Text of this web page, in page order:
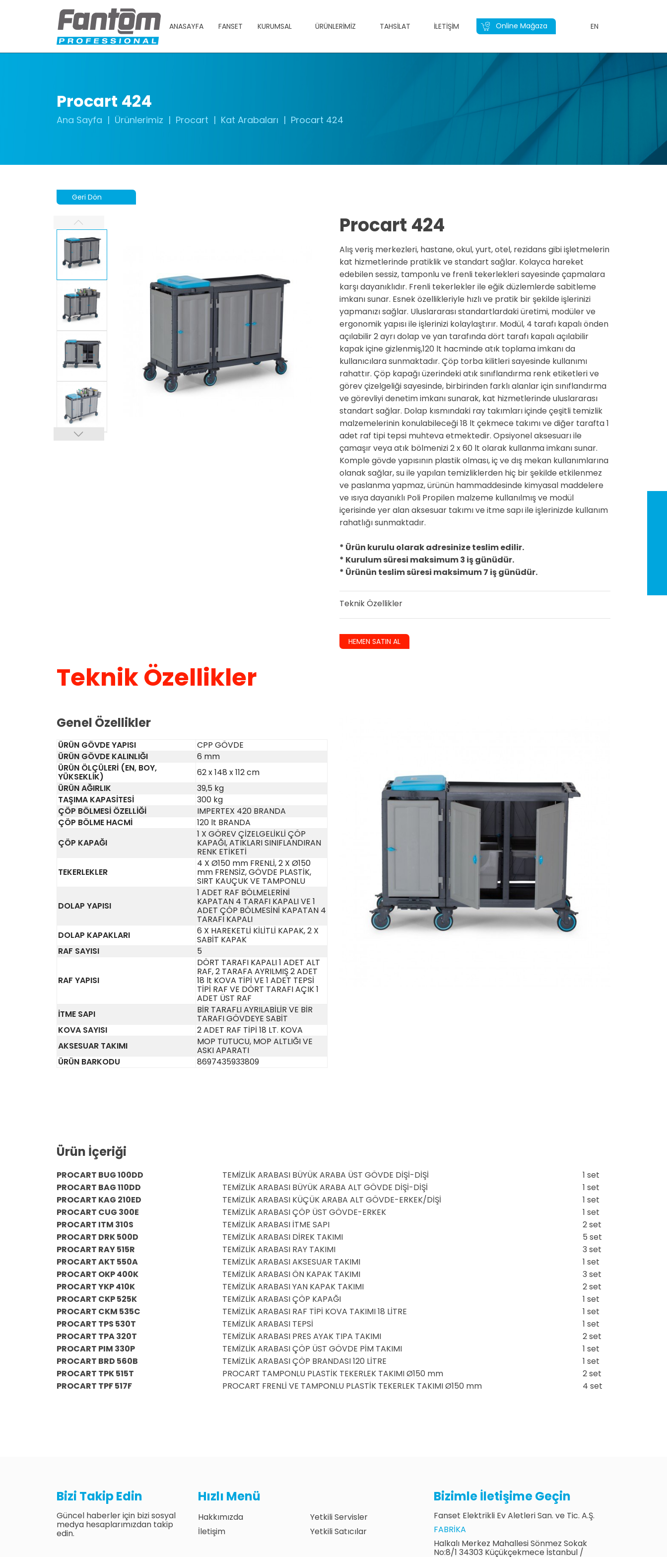
ANASAYFA FANSET KURUMSAL ÜRÜNLERIMIZ TAHSILAT İLETIŞIM Online Mağaza EN
Procart 424
Ana Sayfa Ürünlerimiz Procart Kat Arabaları Procart 424
Geri Dön
Procart 424
Alış veriş merkezleri, hastane, okul, yurt, otel, rezidans gibi işletmelerin
kat hizmetlerinde pratiklik ve standart sağlar. Kolayca hareket
edebilen sessiz, tamponlu ve frenli tekerlekleri sayesinde çapmalara
karşı dayanıklıdır. Frenli tekerlekler ile eğik düzlemlerde sabitleme
imkanı sunar. Esnek özellikleriyle hızlı ve pratik bir şekilde işlerinizi
yapmanızı sağlar. Uluslararası standartlardaki üretimi, modüler ve
ergonomik yapısı ile işlerinizi kolaylaştırır. Modül, 4 tarafı kapalı önden
açılabilir 2 ayrı dolap ve yan tarafında dört tarafı kapalı açılabilir
kapak içine gizlenmiş,120 lt hacminde atık toplama imkanı da
kullanıcılara sunmaktadır. Çöp torba kilitleri sayesinde kullanımı
rahattır. Çöp kapağı üzerindeki atık sınıflandırma renk etiketleri ve
görev çizelgeliği sayesinde, birbirinden farklı alanlar için sınıflandırma
ve görevliyi denetim imkanı sunarak, kat hizmetlerinde uluslararası
standart sağlar. Dolap kısmındaki ray takımları içinde çeşitli temizlik
malzemelerinin konulabileceği 18 lt çekmece takımı ve diğer tarafta 1
adet raf tipi tepsi muhteva etmektedir. Opsiyonel aksesuarı ile
çamaşır veya atık bölmenizi 2 x 60 lt olarak kullanma imkanı sunar.
Komple gövde yapısının plastik olması, iç ve dış mekan kullanımlarına
olanak sağlar, su ile yapılan temizliklerden hiç bir şekilde etkilenmez
ve paslanma yapmaz, ürünün hammaddesinde kimyasal maddelere
ve ısıya dayanıklı Poli Propilen malzeme kullanılmış ve modül
içerisinde yer alan aksesuar takımı ve itme sapı ile işlerinizde kullanım
rahatlığı sunmaktadır.
* Ürün kurulu olarak adresinize teslim edilir.
* Kurulum süresi maksimum 3 iş günüdür.
* Ürünün teslim süresi maksimum 7 iş günüdür.
Teknik Özellikler
HEMEN SATIN AL
Teknik Özellikler
Genel Özellikler
ÜRÜN GÖVDE YAPISI
CPP GÖVDE
ÜRÜN GÖVDE KALINLIĞI
6 mm
ÜRÜN ÖLÇÜLERİ (EN, BOY,
YÜKSEKLİK)
62 x 148 x 112 cm
ÜRÜN AĞIRLIK
39,5 kg
TAŞIMA KAPASİTESİ
300 kg
ÇÖP BÖLMESİ ÖZELLİĞİ
IMPERTEX 420 BRANDA
ÇÖP BÖLME HACMİ
120 lt BRANDA
ÇÖP KAPAĞI
1 X GÖREV ÇİZELGELİKLİ ÇÖP
KAPAĞI, ATIKLARI SINIFLANDIRAN
RENK ETİKETİ
TEKERLEKLER
4 X Ø150 mm FRENLİ, 2 X Ø150
mm FRENSİZ, GÖVDE PLASTİK,
SIRT KAUÇUK VE TAMPONLU
DOLAP YAPISI
1 ADET RAF BÖLMELERİNİ
KAPATAN 4 TARAFI KAPALI VE 1
ADET ÇÖP BÖLMESİNİ KAPATAN 4
TARAFI KAPALI
DOLAP KAPAKLARI
6 X HAREKETLİ KİLİTLİ KAPAK, 2 X
SABİT KAPAK
RAF SAYISI
5
RAF YAPISI
DÖRT TARAFI KAPALI 1 ADET ALT
RAF, 2 TARAFA AYRILMIŞ 2 ADET
18 lt KOVA TİPİ VE 1 ADET TEPSİ
TİPİ RAF VE DÖRT TARAFI AÇIK 1
ADET ÜST RAF
İTME SAPI
BİR TARAFLI AYRILABİLİR VE BİR
TARAFI GÖVDEYE SABİT
KOVA SAYISI
2 ADET RAF TİPİ 18 LT. KOVA
AKSESUAR TAKIMI
MOP TUTUCU, MOP ALTLIĞI VE
ASKI APARATI
ÜRÜN BARKODU
8697435933809
Ürün İçeriği
PROCART BUG 100DD TEMİZLİK ARABASI BÜYÜK ARABA ÜST GÖVDE DİŞİ-DİŞİ
1 set
PROCART BAG 110DD
TEMİZLİK ARABASI BÜYÜK ARABA ALT GÖVDE DİŞİ-DİŞİ
1 set
PROCART KAG 210ED
TEMİZLİK ARABASI KÜÇÜK ARABA ALT GÖVDE-ERKEK/DİŞİ
1 set
PROCART CUG 300E
TEMİZLİK ARABASI ÇÖP ÜST GÖVDE-ERKEK
1 set
PROCART ITM 310S
TEMİZLİK ARABASI İTME SAPI
2 set
PROCART DRK 500D
TEMİZLİK ARABASI DİREK TAKIMI
5 set
PROCART RAY 515R
TEMİZLİK ARABASI RAY TAKIMI
3 set
PROCART AKT 550A
TEMİZLİK ARABASI AKSESUAR TAKIMI
1 set
PROCART OKP 400K
TEMİZLİK ARABASI ÖN KAPAK TAKIMI
3 set
PROCART YKP 410K
TEMİZLİK ARABASI YAN KAPAK TAKIMI
2 set
PROCART CKP 525K
TEMİZLİK ARABASI ÇÖP KAPAĞI
1 set
PROCART CKM 535C
TEMİZLİK ARABASI RAF TİPİ KOVA TAKIMI 18 LİTRE
1 set
PROCART TPS 530T
TEMİZLİK ARABASI TEPSİ
1 set
PROCART TPA 320T
TEMİZLİK ARABASI PRES AYAK TIPA TAKIMI
2 set
PROCART PIM 330P
TEMİZLİK ARABASI ÇÖP ÜST GÖVDE PİM TAKIMI
1 set
PROCART BRD 560B
TEMİZLİK ARABASI ÇÖP BRANDASI 120 LİTRE
1 set
PROCART TPK 515T
PROCART TAMPONLU PLASTİK TEKERLEK TAKIMI Ø150 mm
2 set
PROCART TPF 517F
PROCART FRENLİ VE TAMPONLU PLASTİK TEKERLEK TAKIMI Ø150 mm 4 set
Bizi Takip Edin
Güncel haberler için bizi sosyal
medya hesaplarımızdan takip
edin.
Hızlı Menü
Hakkımızda
Yetkili Servisler
İletişim
Yetkili Satıcılar
Bizimle İletişime Geçin
Fanset Elektrikli Ev Aletleri San. ve Tic. A.Ş.
FABRIKA
Halkalı Merkez Mahallesi Sönmez Sokak
No:8/1 34303 Küçükçekmece İstanbul /